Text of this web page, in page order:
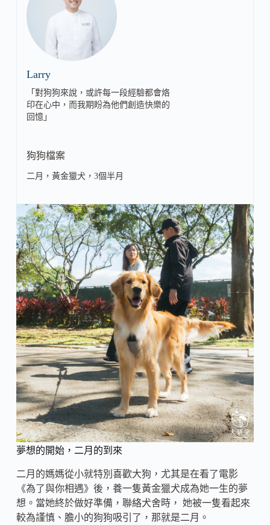
Larry
「對狗狗來說，或許每一段經驗都會烙
印在心中，而我期盼為他們創造快樂的
回憶」
狗狗檔案
二月，黃金獵犬，3個半月
夢想的開始，二月的到來
二月的媽媽從小就特別喜歡大狗，尤其是在看了電影
《為了與你相遇》後，養一隻黃金獵犬成為她一生的夢
想。當她終於做好準備，聯絡犬舍時， 她被一隻看起來
較為謹慎、膽小的狗狗吸引了，那就是二月。